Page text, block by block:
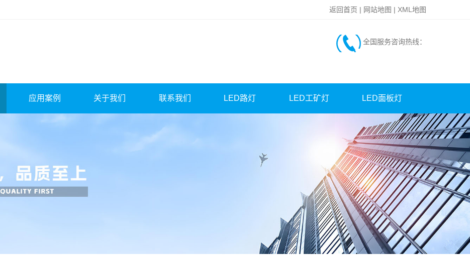
返回首页 | 网站地图 | XML地图
全国服务咨询热线：
应用案例 关于我们 联系我们 LED路灯 LED工矿灯 LED面板灯